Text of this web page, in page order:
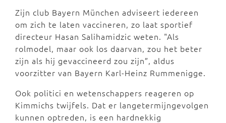
Zijn club Bayern München adviseert iedereen
om zich te laten vaccineren, zo laat sportief
directeur Hasan Salihamidzic weten. "Als
rolmodel, maar ook los daarvan, zou het beter
zijn als hij gevaccineerd zou zijn”, aldus
voorzitter van Bayern Karl-Heinz Rummenigge.
Ook politici en wetenschappers reageren op
Kimmichs twijfels. Dat er langetermijngevolgen
kunnen optreden, is een hardnekkig